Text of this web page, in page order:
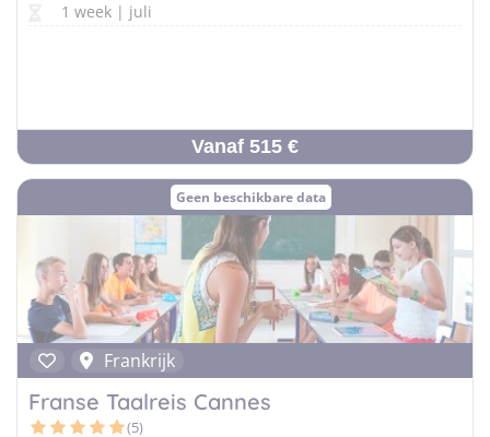
1 week | juli
Vanaf 515 €
Geen beschikbare data
Frankrijk
Franse Taalreis Cannes
(5)